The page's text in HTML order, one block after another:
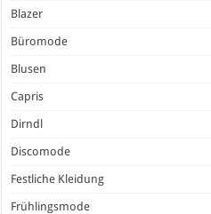
Blazer
Büromode
Blusen
Capris
Dirndl
Discomode
Festliche Kleidung
Frühlingsmode